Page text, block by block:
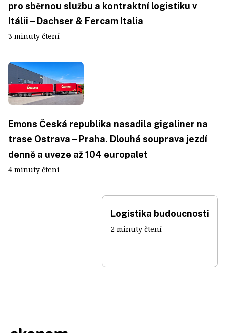
pro sběrnou službu a kontraktní logistiku v
Itálii – Dachser & Fercam Italia
3 minuty čtení
Emons Česká republika nasadila gigaliner na
trase Ostrava – Praha. Dlouhá souprava jezdí
denně a uveze až 104 europalet
4 minuty čtení
Logistika budoucnosti
2 minuty čtení